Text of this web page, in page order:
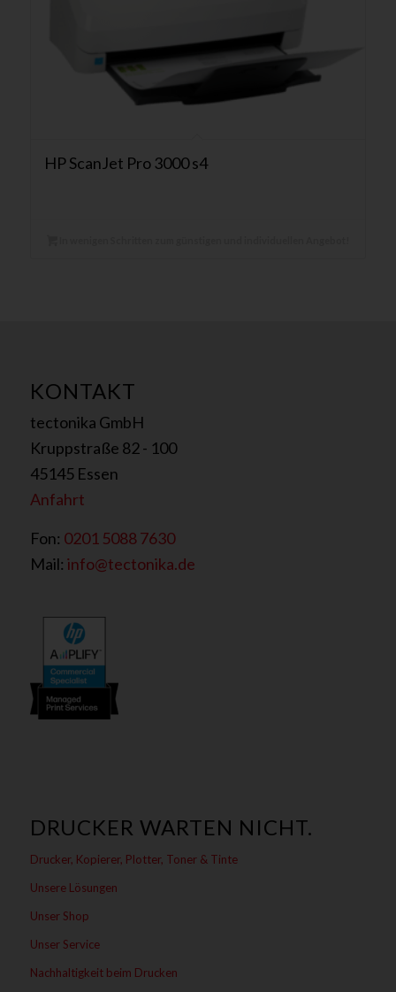
HP ScanJet Pro 3000 s4
KONTAKT
tectonika GmbH
Kruppstraße 82 - 100
45145 Essen
Anfahrt
Fon: 0201 5088 7630
Mail: info@tectonika.de
DRUCKER WARTEN NICHT.
Drucker, Kopierer, Plotter, Toner & Tinte
Unsere Lösungen
Unser Shop
Unser Service
Nachhaltigkeit beim Drucken